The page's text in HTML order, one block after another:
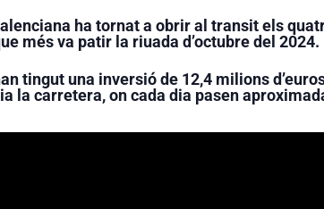
ha tornat a obrir al transit els
més va patir la riuada d’octubre del 2024.
tingut una inversió de 12,4 milions
la carretera, on cada dia pasen